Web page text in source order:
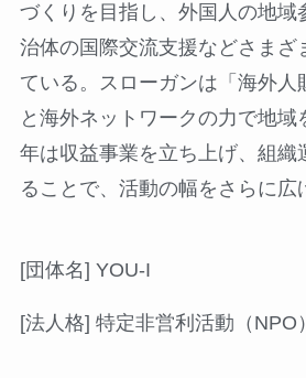
づくりを目指し、外国人の地域
治体の国際交流支援などさまざ
ている。スローガンは「海外人
と海外ネットワークの力で地域
年は収益事業を立ち上げ、組織
ることで、活動の幅をさらに広
[団体名] YOU-I
[法人格] 特定非営利活動（NPO